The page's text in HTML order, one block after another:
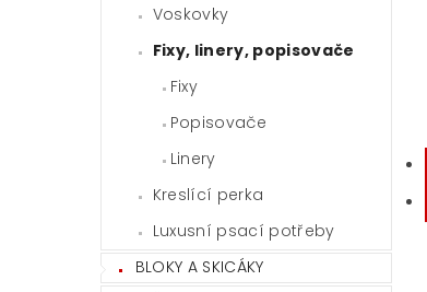
Voskovky
Fixy, linery, popisovače
Fixy
Popisovače
Linery
Kreslící perka
Luxusní psací potřeby
BLOKY A SKICÁKY